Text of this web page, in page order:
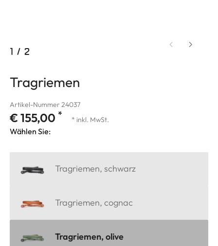
1 / 2
Tragriemen
Artikel-Nummer 24037
€ 155,00 * * inkl. MwSt.
Wählen Sie:
Tragriemen, schwarz
Tragriemen, cognac
Tragriemen, olive